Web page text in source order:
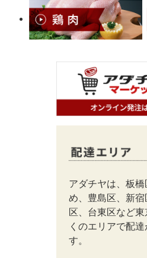
アダチヤは、板橋
め、豊島区、新宿
区、台東区など
くのエリアで配
す。